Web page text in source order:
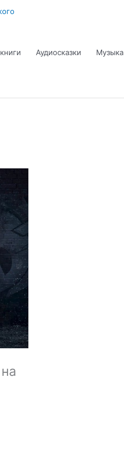
Аудиосказки Музыка